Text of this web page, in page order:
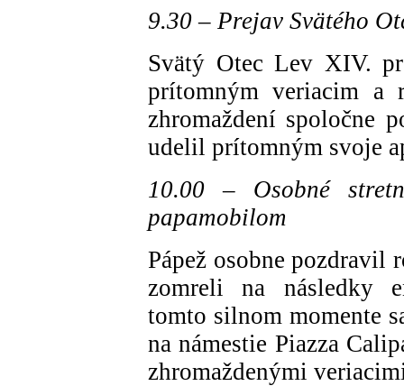
9.30 – Prejav Svätého
Svätý Otec Lev XIV.
prítomným veriacim a
zhromaždení spoločne
udelil prítomným svoje
10.00 – Osobné
papamobilom
Pápež osobne
zomreli na následky
tomto silnom momente
na námestie Piazza
zhromaždenými